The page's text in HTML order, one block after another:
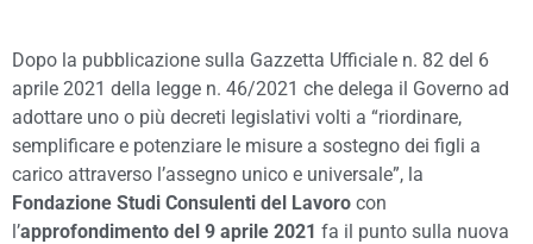
Dopo la pubblicazione sulla Gazzetta Ufficiale n. 82 del 6
aprile 2021 della legge n. 46/2021 che delega il Governo ad
adottare uno o più decreti legislativi volti a “riordinare,
semplificare e potenziare le misure a sostegno dei figli a
carico attraverso l’assegno unico e universale”, la
Fondazione Studi Consulenti del Lavoro con
l’approfondimento del 9 aprile 2021 fa il punto sulla nuova